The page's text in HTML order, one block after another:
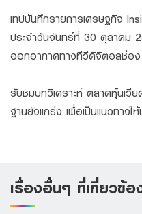
เทปบันทึกรายการเศรษฐกิจ
ประจำวันจันทร์ที่ 30 ตุลาคม
ออกอากาศทางทีวีดิจิตอลช่อ
รับชมบทวิเคราะห์ ตลาดหุ้นเวี
ฐานยังแกร่ง เพื่อเป็นแนวทาง
เรื่องอื่นๆ ที่เกี่ยวข้อ